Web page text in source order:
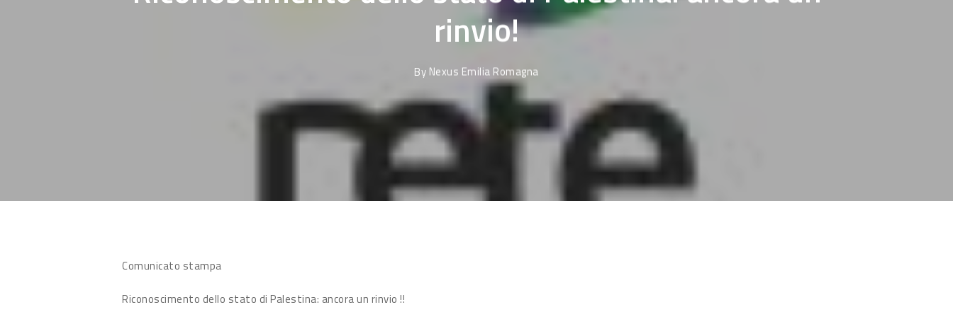
rinvio!
By Nexus Emilia Romagna
Comunicato stampa
Riconoscimento dello stato di Palestina: ancora un rinvio !!